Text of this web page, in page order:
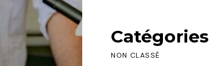
Catégories
NON CLASSÉ